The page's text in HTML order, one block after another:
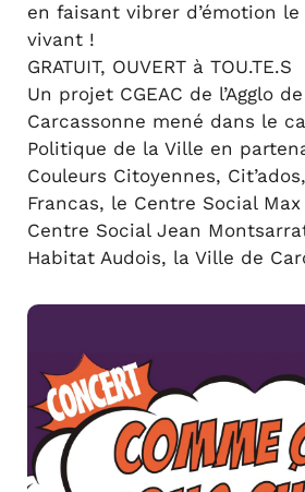
en faisant vibrer d’émotion
vivant !
GRATUIT, OUVERT à TOU.TE.S
Un projet CGEAC de l’Agglo de
Carcassonne mené dans le
Politique de la Ville en
Couleurs Citoyennes,
Francas, le Centre Social Max
Centre Social Jean
Habitat Audois, la Ville de